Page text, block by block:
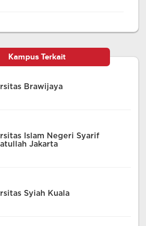
Kampus Terkait
Brawijaya
Islam Negeri Syarif
Jakarta
Syiah Kuala